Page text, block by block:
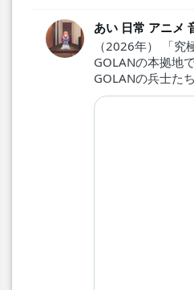
あい 日常 アニメ
（2026年） 「究
GOLANの本拠地
GOLANの兵士た